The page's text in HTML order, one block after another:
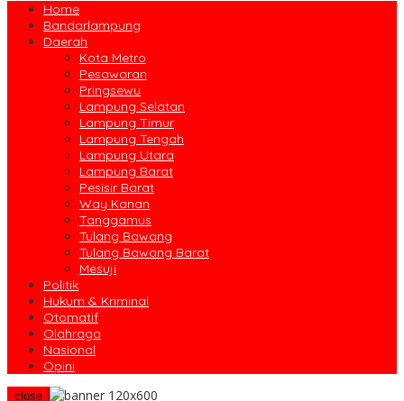
Home
Bandarlampung
Daerah
Kota Metro
Pesawaran
Pringsewu
Lampung Selatan
Lampung Timur
Lampung Tengah
Lampung Utara
Lampung Barat
Pesisir Barat
Way Kanan
Tanggamus
Tulang Bawang
Tulang Bawang Barat
Mesuji
Politik
Hukum & Kriminal
Otomatif
Olahraga
Nasional
Opini
close